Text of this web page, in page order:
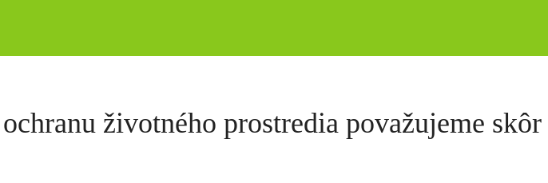
životného prostredia považujeme skôr